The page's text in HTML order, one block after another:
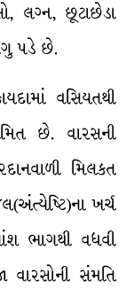
લગ્ન, છૂટાછેડા
પડે છે.
વસિયતથી
છે. વારસની
મિલકત
ખર્ચ
ભાગથી વધવી
વારસોની સંમતિ